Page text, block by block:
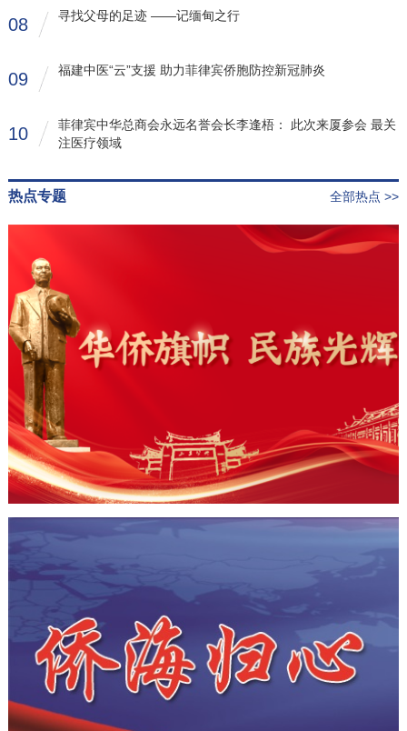
08 寻找父母的足迹 ——记缅甸之行
09 福建中医“云”支援 助力菲律宾侨胞防控新冠肺炎
10
菲律宾中华总商会永远名誉会长李逢梧： 此次来厦参会 最关
注医疗领域
热点专题 全部热点 >>